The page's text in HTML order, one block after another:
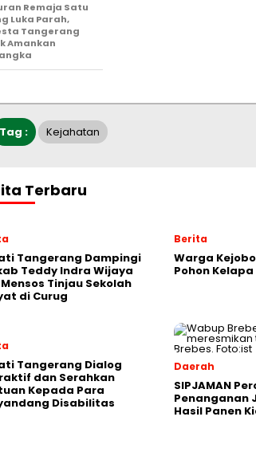
Remaja Satu
Luka Parah,
Tangerang
Amankan
Tag : Kejahatan
Terbaru
Tangerang Dampingi
Teddy Indra Wijaya
Tinjau Sekolah
di Curug
Berita
Warga
Pohon Kelapa
Tangerang Dialog
dan Serahkan
Kepada Para
Disabilitas
Daerah
SIPJAMAN
Penanganan
Hasil Panen